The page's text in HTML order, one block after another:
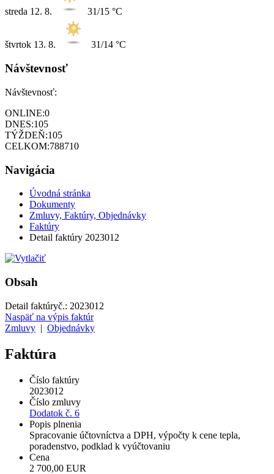
streda 12. 8. 31/15 °C
štvrtok 13. 8. 31/14 °C
Návštevnosť
Návštevnosť:
ONLINE:0
DNES:105
TÝŽDEŇ:105
CELKOM:788710
Navigácia
Úvodná stránka
Dokumenty
Zmluvy, Faktúry, Objednávky
Faktúry
Detail faktúry 2023012
Obsah
Detail faktúryč.: 2023012
Naspäť na výpis faktúr
Zmluvy | Objednávky
Faktúra
Číslo faktúry
2023012
Číslo zmluvy
Dodatok č. 6
Popis plnenia
Spracovanie účtovníctva a DPH, výpočty k cene tepla,
poradenstvo, podklad k vyúčtovaniu
Cena
2 700,00 EUR